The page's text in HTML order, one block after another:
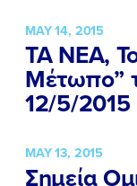
MAY 14, 2015
ΤΑ ΝΕΑ,
Μέτωπο”
12/5/2015
MAY 13, 2015
Σημεία